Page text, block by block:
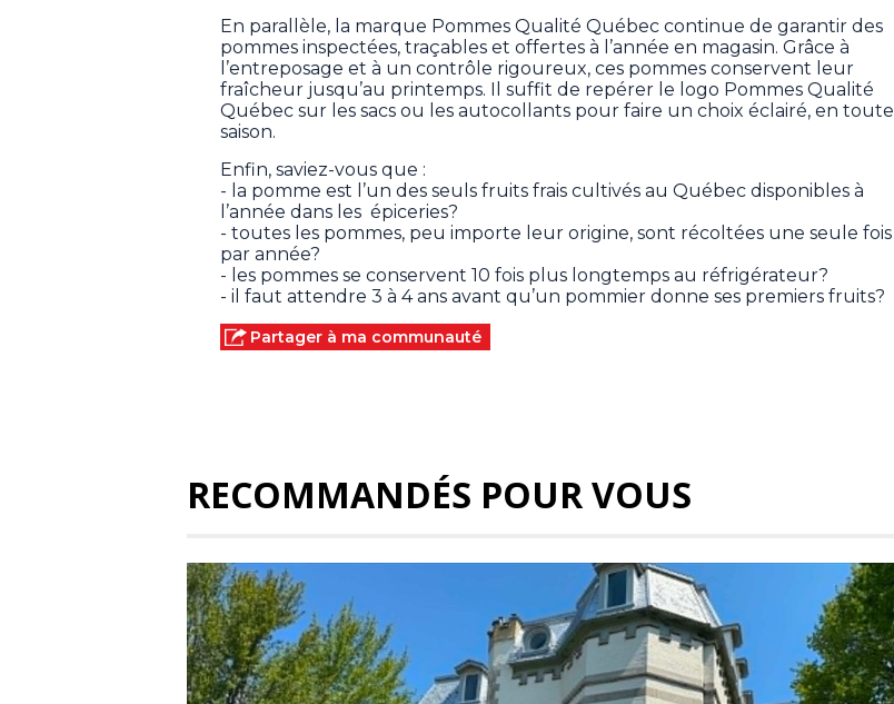
En parallèle, la marque Pommes Qualité Québec continue de garantir des
pommes inspectées, traçables et offertes à l’année en magasin. Grâce à
l’entreposage et à un contrôle rigoureux, ces pommes conservent leur
fraîcheur jusqu’au printemps. Il suffit de repérer le logo Pommes Qualité
Québec sur les sacs ou les autocollants pour faire un choix éclairé, en toute
saison.
Enfin, saviez-vous que :
- la pomme est l’un des seuls fruits frais cultivés au Québec disponibles à
l’année dans les épiceries?
- toutes les pommes, peu importe leur origine, sont récoltées une seule fois
par année?
- les pommes se conservent 10 fois plus longtemps au réfrigérateur?
- il faut attendre 3 à 4 ans avant qu’un pommier donne ses premiers fruits?
Partager à ma communauté
RECOMMANDÉS POUR VOUS